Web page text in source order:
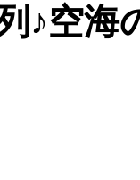
♪空海